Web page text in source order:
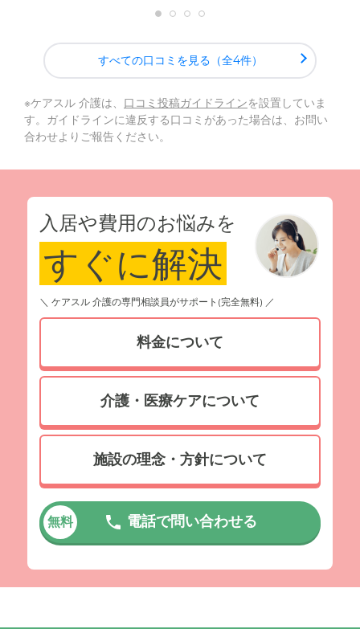
すべての口コミを見る（全4件）
※ケアスル 介護は、 口コミ投稿ガイドラインを設置していま
す。ガイドラインに違反する口コミがあった場合は、お問い
合わせよりご報告ください。
入居や費用のお悩みを
すぐに解決
＼ ケアスル 介護の専門相談員がサポート(完全無料) ／
料金について
介護・医療ケアについて
施設の理念・方針について
無料 電話で問い合わせる